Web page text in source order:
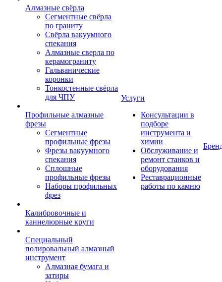
Алмазные свёрла
Сегментные свёрла
по граниту
Свёрла вакуумного
спекания
Алмазные сверла по
керамограниту
Гальванические
коронки
Тонкостенные свёрла
для ЧПУ
Профильные алмазные
фрезы
Сегментные
профильные фрезы
Фрезы вакуумного
спекания
Сплошные
профильные фрезы
Наборы профильных
фрез
Калибровочные и
каннелюрные круги
Специальный
полировальный алмазный
инструмент
Алмазная бумага и
затиры
Услуги
Консультации в
подборе
инструмента и
химии
Обслуживание и
ремонт станков и
оборудования
Реставрационные
работы по камню